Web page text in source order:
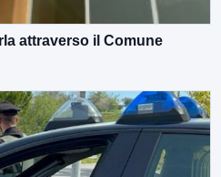
attraverso il Comune